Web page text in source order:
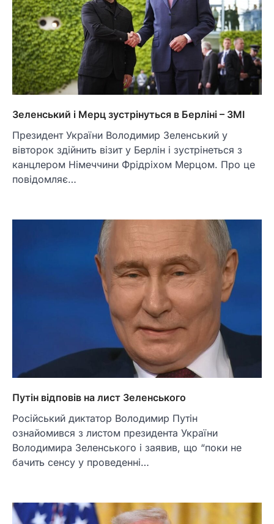
Зеленський і Мерц зустрінуться в Берліні – ЗМІ
Президент України Володимир Зеленський у
вівторок здійнить візит у Берлін і зустрінеться з
канцлером Німеччини Фрідріхом Мерцом. Про це
повідомляє…
Путін відповів на лист Зеленського
Російський диктатор Володимир Путін
ознайомився з листом президента України
Володимира Зеленського і заявив, що “поки не
бачить сенсу у проведенні…